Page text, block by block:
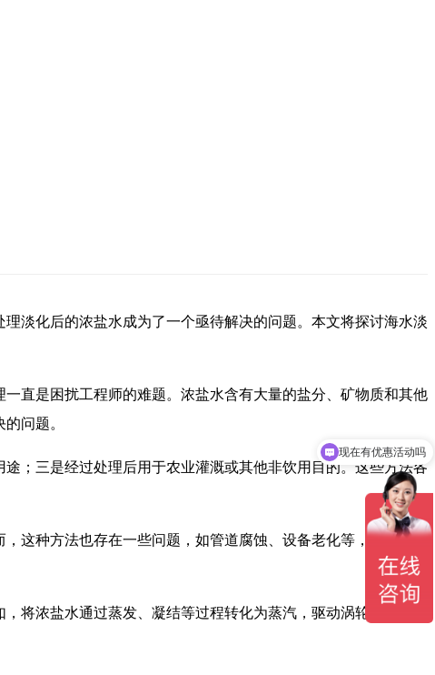
淡化后的浓盐水成为了一个亟待解决的问题。本文将探讨海水淡
直是困扰工程师的难题。浓盐水含有大量的盐分、矿物质和其他
问题。
；三是经过处理后用于农业灌溉或其他非饮用目的。这些方法各
这种方法也存在一些问题，如管道腐蚀、设备老化等，需要定期
将浓盐水通过蒸发、凝结等过程转化为蒸汽，驱动涡轮机发电；
现在有优惠活动吗